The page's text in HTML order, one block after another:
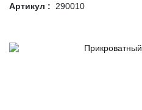
Артикул : 290010